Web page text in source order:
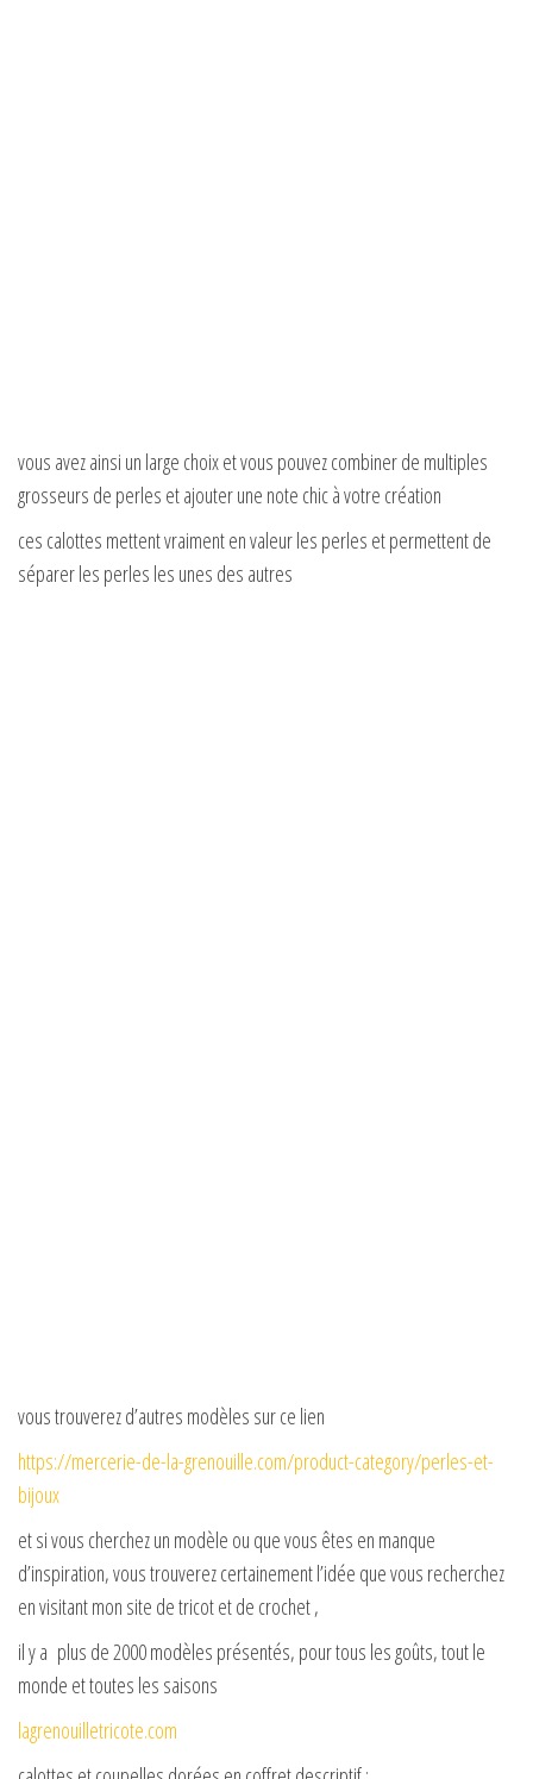
vous avez ainsi un large choix et vous pouvez combiner de multiples
grosseurs de perles et ajouter une note chic à votre création
ces calottes mettent vraiment en valeur les perles et permettent de
séparer les perles les unes des autres
vous trouverez d’autres modèles sur ce lien
https://mercerie-de-la-grenouille.com/product-category/perles-et-
bijoux
et si vous cherchez un modèle ou que vous êtes en manque
d’inspiration, vous trouverez certainement l’idée que vous recherchez
en visitant mon site de tricot et de crochet ,
il y a plus de 2000 modèles présentés, pour tous les goûts, tout le
monde et toutes les saisons
lagrenouilletricote.com